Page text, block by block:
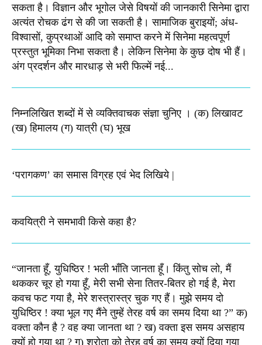
सकता है। विज्ञान और भूगोल जेसे विषयों की जानकारी सिनेमा द्वारा
अत्यंत रोचक ढंग से की जा सकती है। सामाजिक बुराइयों; अंध-
विश्वासों, कुप्रथाओं आदि को समाप्त करने में सिनेमा महत्वपूर्ण
प्रस्तुत भूमिका निभा सकता है। लेकिन सिनेमा के कुछ दोष भी हैं।
अंग प्रदर्शन और मारधाड़ से भरी फिल्में नई...
निम्नलिखित शब्दों में से व्यक्तिवाचक संज्ञा चुनिए । (क) लिखावट
(ख) हिमालय (ग) यात्री (घ) भूख​
‘परागकण’ का समास विग्रह एवं भेद लिखिये |
कवयित्री ने समभावी किसे कहा है?
“जानता हूँ, युधिष्ठिर ! भली भाँति जानता हूँ। किंतु सोच लो, मैं
थककर चूर हो गया हूँ, मेरी सभी सेना तितर-बितर हो गई है, मेरा
कवच फट गया है, मेरे शस्‍त्रास्‍त्र चुक गए हैं। मुझे समय दो
युधिष्‍ठिर ! क्‍या भूल गए मैंने तुम्‍हें तेरह वर्ष का समय दिया था ?” क)
वक्‍ता कौन है ? वह क्‍या जानता था ? ख) वक्‍ता इस समय असहाय
क्यों हो गया था ? ग) श्रोता को तेरह वर्ष का समय क्‍यों दिया गया